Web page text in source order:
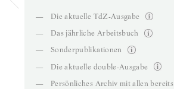
—
Die aktuelle TdZ-Ausgabe
—
Das jährliche Arbeitsbuch
—
Sonderpublikationen
—
Die aktuelle double-Ausgabe
—
Persönliches Archiv mit allen bereits